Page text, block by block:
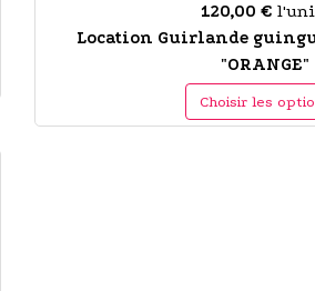
120,00 €
Location Guirlande
"ORANGE"
Choisir les